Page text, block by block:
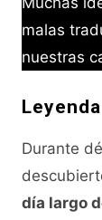
malas
nuestras
Durante
día largo